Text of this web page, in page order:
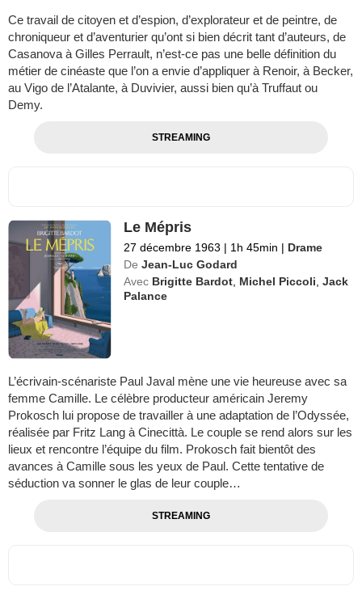
Ce travail de citoyen et d’espion, d’explorateur et de peintre, de
chroniqueur et d’aventurier qu’ont si bien décrit tant d’auteurs, de
Casanova à Gilles Perrault, n’est-ce pas une belle définition du
métier de cinéaste que l’on a envie d’appliquer à Renoir, à Becker,
au Vigo de l’Atalante, à Duvivier, aussi bien qu’à Truffaut ou
Demy.
STREAMING
Le Mépris
27 décembre 1963 | 1h 45min | Drame
De Jean-Luc Godard
Avec Brigitte Bardot Michel Piccoli ,Jack
Palance
L’écrivain-scénariste Paul Javal mène une vie heureuse avec sa
femme Camille. Le célèbre producteur américain Jeremy
Prokosch lui propose de travailler à une adaptation de l’Odyssée,
réalisée par Fritz Lang à Cinecittà. Le couple se rend alors sur les
lieux et rencontre l’équipe du film. Prokosch fait bientôt des
avances à Camille sous les yeux de Paul. Cette tentative de
séduction va sonner le glas de leur couple…
STREAMING